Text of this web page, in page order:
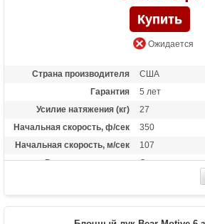
Ожидается
Страна производителя
США
Гарантия
5 лет
Усилие натяжения (кг)
27
Начальная скорость, ф/сек
350
Начальная скорость, м/сек
107
Рекомендуется для
Опытных
Длина растяжки
от 25.5 до 30